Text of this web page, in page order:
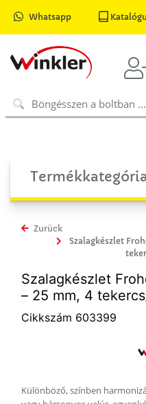
Whatsapp
Zurück
Szalagkészlet
Szalagkészlet
– 25 mm, 4
Cikkszám 603399
Különböző, színben